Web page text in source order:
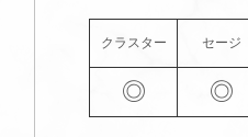
クラスター セージ
◎ ◎